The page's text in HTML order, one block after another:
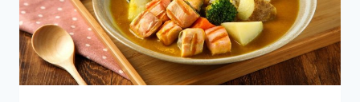
饗
餐